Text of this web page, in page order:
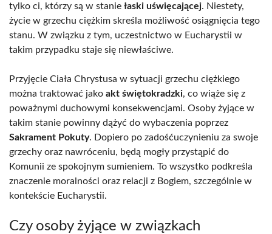
tylko ci, którzy są w stanie łaski uświęcającej. Niestety,
życie w grzechu ciężkim skreśla możliwość osiągnięcia tego
stanu. W związku z tym, uczestnictwo w Eucharystii w
takim przypadku staje się niewłaściwe.
Przyjęcie Ciała Chrystusa w sytuacji grzechu ciężkiego
można traktować jako akt świętokradzki, co wiąże się z
poważnymi duchowymi konsekwencjami. Osoby żyjące w
takim stanie powinny dążyć do wybaczenia poprzez
Sakrament Pokuty. Dopiero po zadośćuczynieniu za swoje
grzechy oraz nawróceniu, będą mogły przystąpić do
Komunii ze spokojnym sumieniem. To wszystko podkreśla
znaczenie moralności oraz relacji z Bogiem, szczególnie w
kontekście Eucharystii.
Czy osoby żyjące w związkach